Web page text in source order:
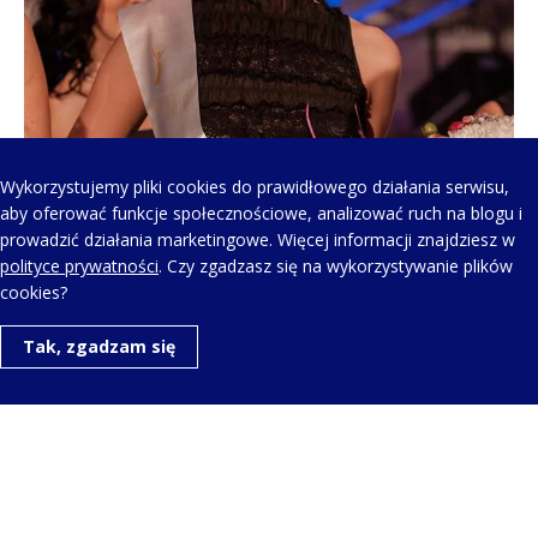
Wykorzystujemy pliki cookies do prawidłowego działania serwisu,
aby oferować funkcje społecznościowe, analizować ruch na blogu i
prowadzić działania marketingowe. Więcej informacji znajdziesz w
polityce prywatności. Czy zgadzasz się na wykorzystywanie plików
cookies?
Tak, zgadzam się